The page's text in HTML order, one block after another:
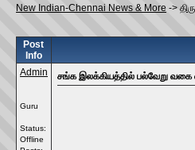
New Indian-Chennai News & More ->
Post
Info
Admin
Guru
Status:
Offline
சங்க இலக்கியத்தில் பல்வேறு வகை